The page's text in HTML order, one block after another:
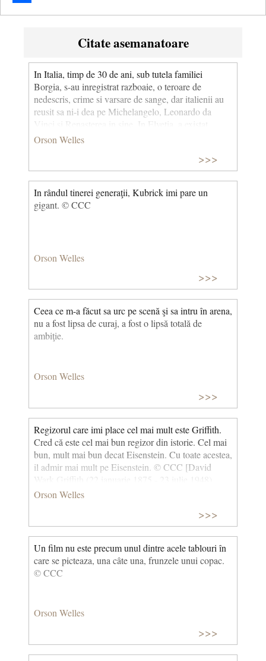
Share
Citate asemanatoare
In Italia, timp de 30 de ani, sub tutela familiei
Borgia, s-au inregistrat razboaie, o teroare de
nedescris, crime si varsare de sange, dar italienii au
reusit sa ni-i dea pe Michelangelo, Leonardo da
Vinci si Renasterea in sine. In Elvetia, a existat
mereu o dragoste frateasca; au avut 500 de ani de
Orson Welles
>>>
In rândul tinerei generaţii, Kubrick imi pare un
gigant. © CCC
Orson Welles
>>>
Ceea ce m-a făcut sa urc pe scenă şi sa intru în arena,
nu a fost lipsa de curaj, a fost o lipsă totală de
ambiţie.
Orson Welles
>>>
Regizorul care imi place cel mai mult este Griffith.
Cred că este cel mai bun regizor din istorie. Cel mai
bun, mult mai bun decat Eisenstein. Cu toate acestea,
il admir mai mult pe Eisenstein. © CCC [David
Wark Griffith (22 ianuarie 1875 - 23 iulie 1948),
regizor american, unul dintre cei mai importanți
transformat primul film în artă. Din filmografia sa,
cele mai cunoscute rămân: "Nașterea unei națiuni"
(1915) și "Intoleranță" (1916). Serghei Mihailovici
Eisenstein (23 ianuarie 1898 - 11 februarie 1948),
cineast rus care a revoluționat cinematografia de la
începutul secolului al XX-lea prin teoria sa a
cunoscut. Din filmografia sa: Alexandru Nevski
(1938), Ivan cel Groaznic, seria I-a (1944), Ivan cel
Groaznic, seria a II-a (1958).]
Orson Welles
>>>
Un film nu este precum unul dintre acele tablouri în
care se picteaza, una câte una, frunzele unui copac.
© CCC
Orson Welles
>>>